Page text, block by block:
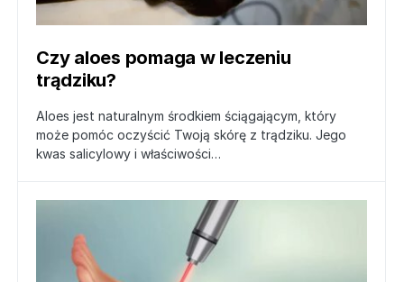
Czy aloes pomaga w leczeniu
trądziku?
Aloes jest naturalnym środkiem ściągającym, który
może pomóc oczyścić Twoją skórę z trądziku. Jego
kwas salicylowy i właściwości…